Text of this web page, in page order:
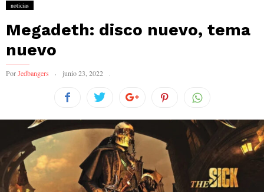
noticias
Megadeth: disco nuevo, tema
nuevo
PorJedbangers junio 23, 2022